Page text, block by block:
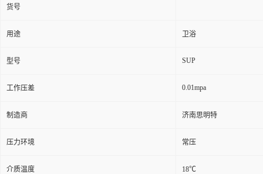
货号
用途 卫浴
型号 SUP
工作压差 0.01mpa
制造商 济南思明特
压力环境 常压
介质温度 18℃